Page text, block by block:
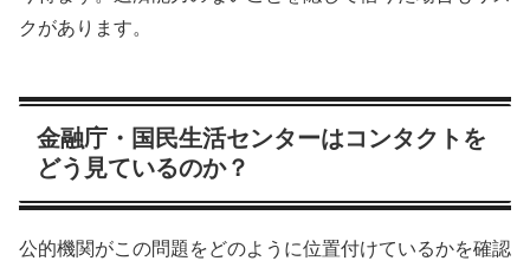
クがあります。
金融庁・国民生活センターはコンタクトを
どう見ているのか？
公的機関がこの問題をどのように位置付けているかを確認